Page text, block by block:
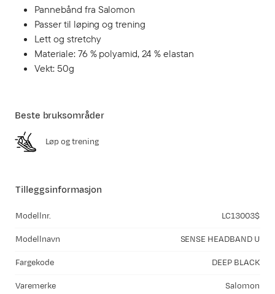
Pannebånd fra Salomon
Passer til løping og trening
Lett og stretchy
Materiale: 76 % polyamid, 24 % elastan
Vekt: 50g
Tilleggsinformasjon
Modellnr. LC13003$
Modellnavn SENSE HEADBAND U
Fargekode DEEP BLACK
Varemerke Salomon
Beste bruksområder
Løp og trening